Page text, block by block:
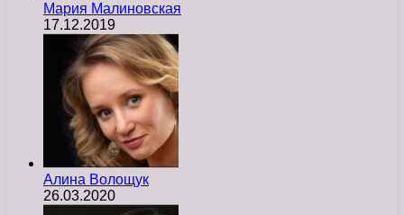
Мария Малиновская
17.12.2019
Алина Волощук
26.03.2020